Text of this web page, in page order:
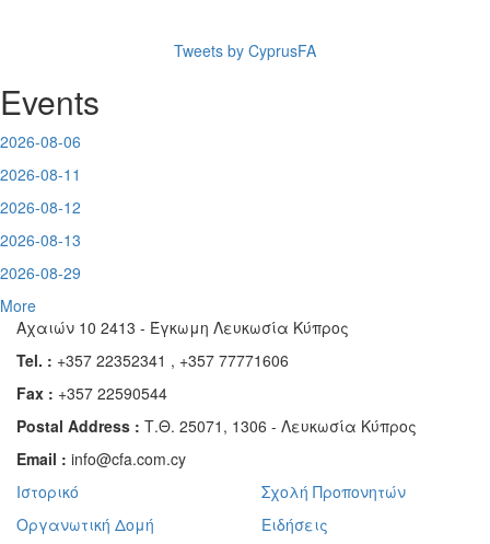
Tweets by CyprusFA
Events
2026-08-06
2026-08-11
2026-08-12
2026-08-13
2026-08-29
More
Αχαιών 10 2413 - Έγκωμη Λευκωσία Κύπρος
Tel. : +357 22352341 , +357 77771606
Fax : +357 22590544
Postal Address : Τ.Θ. 25071, 1306 - Λευκωσία Κύπρος
Email : info@cfa.com.cy
Ιστορικό
Οργανωτική Δομή
Σχολή Προπονητών
Ειδήσεις